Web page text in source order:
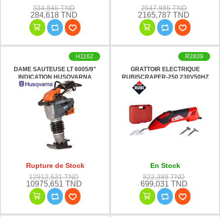
334,845 TND
284,618 TND
2547,985 TND
2165,787 TND
DAME SAUTEUSE LT 6005/9"
INDICATION HUSQVARNA
H1162
Rupture de Stock
12912,531 TND
10975,651 TND
GRATTOIR ELECTRIQUE
RUBISCRAPER-250 230V50HZ
R2839
En Stock
822,389 TND
699,031 TND